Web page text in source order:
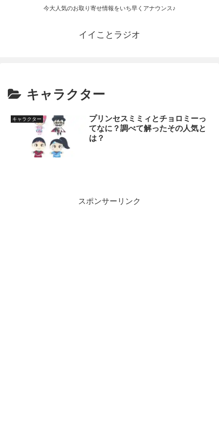
今大人気のお取り寄せ情報をいち早くアナウンス♪
イイことラジオ
キャラクター
キャラクター
プリンセスミミィとチョロミーっ
てなに？調べて解ったその人気と
は？
スポンサーリンク